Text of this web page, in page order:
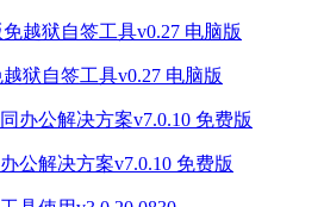
狱自签工具v0.27 电脑版
公解决方案v7.0.10 免费版